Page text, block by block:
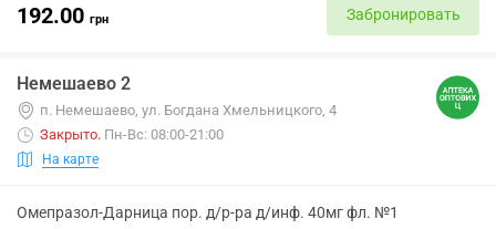
192.00 грн Забронировать
Немешаево 2
п. Немешаево, ул. Богдана Хмельницкого, 4
Закрыто. Пн-Вс: 08:00-21:00
На карте
Омепразол-Дарница пор. д/р-ра д/инф. 40мг фл. №1